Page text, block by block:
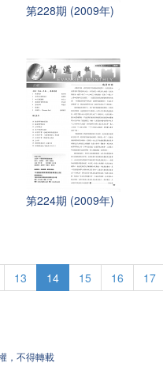
第228期 (2009年)
第224期 (2009年)
13 14 15 16 17
，不得轉載